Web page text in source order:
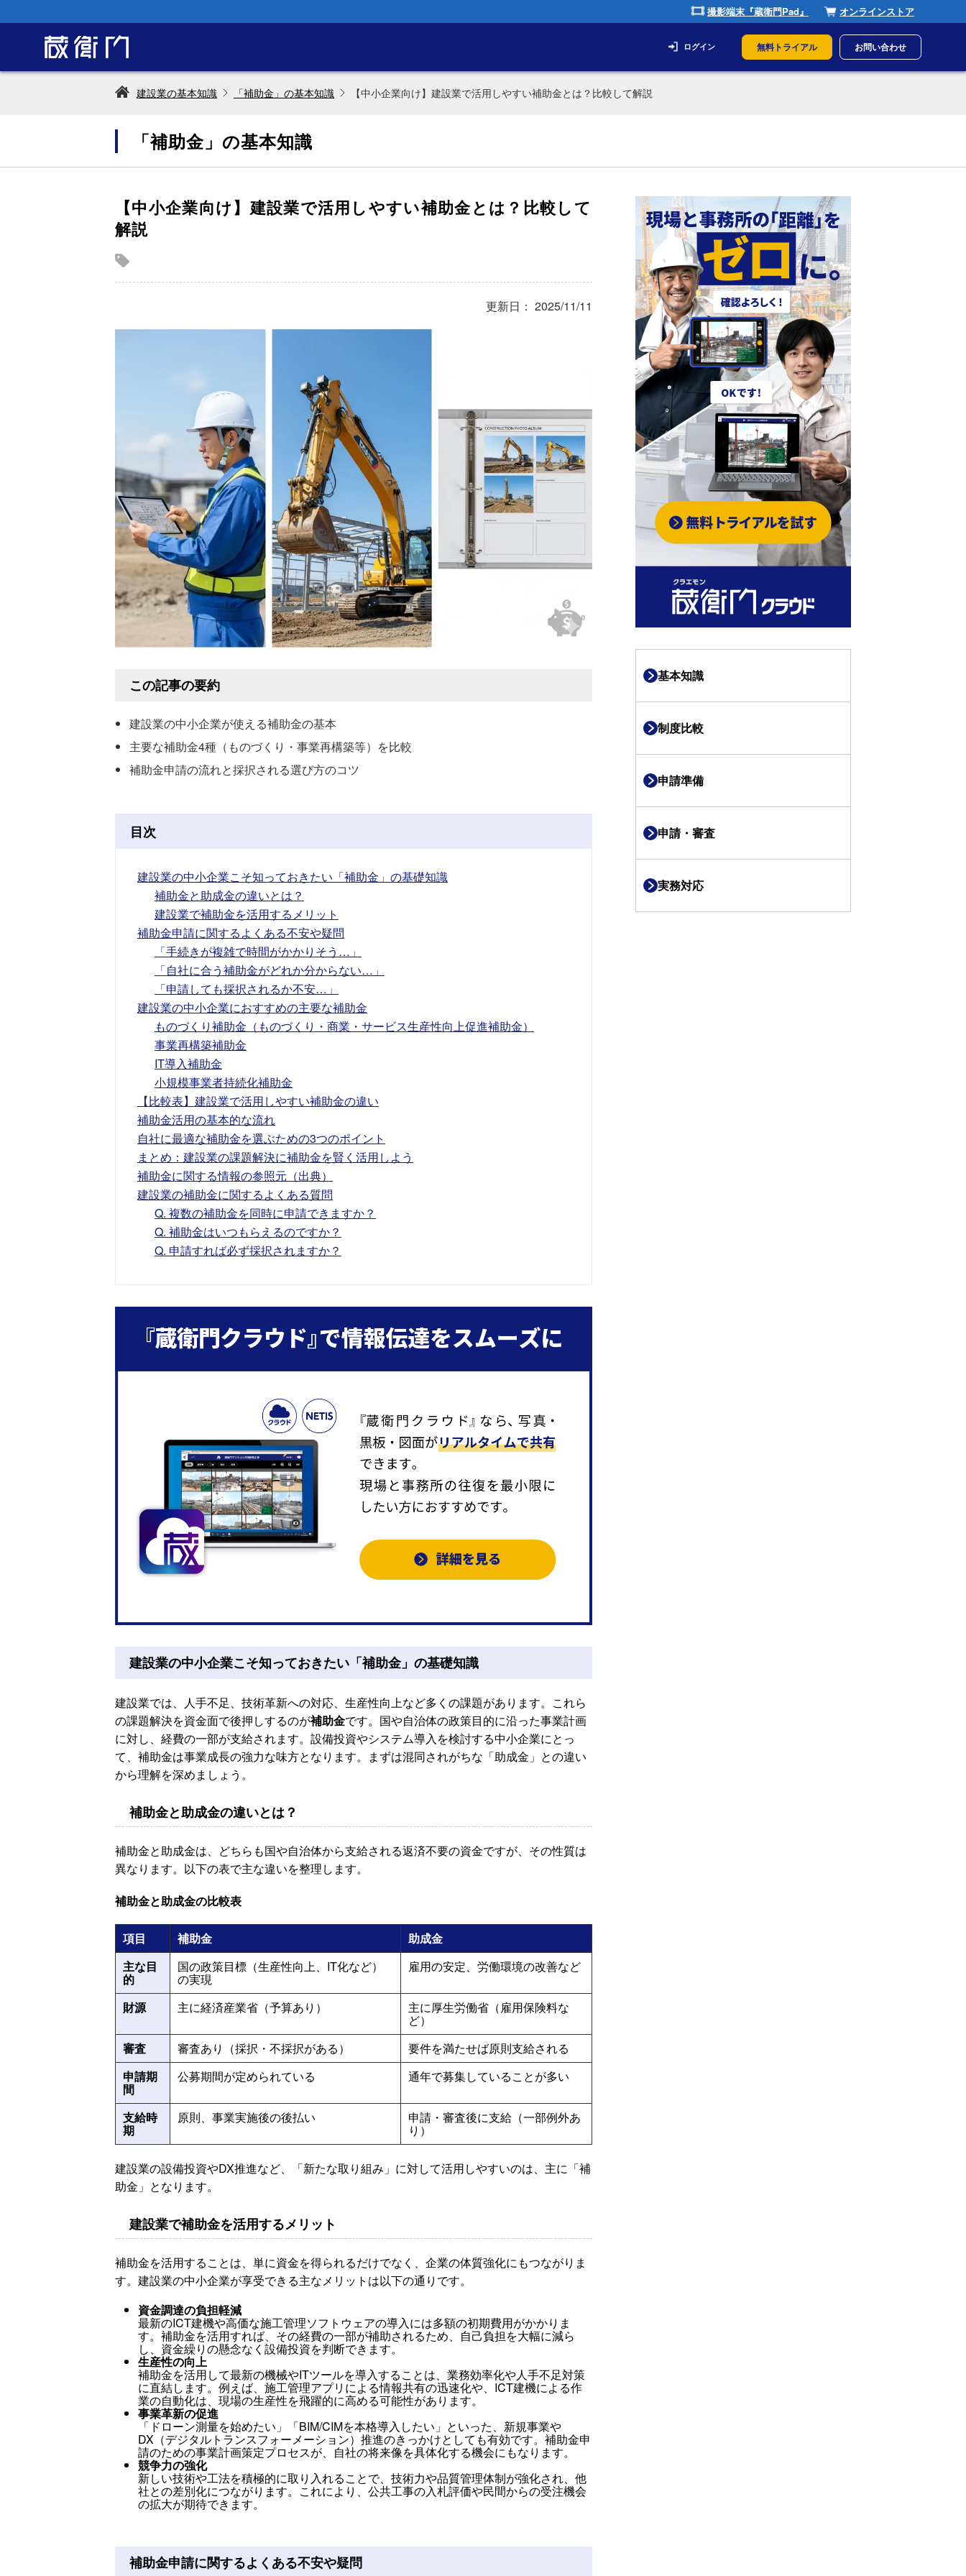
撮影端末『蔵衛門Pad』 オンラインストア
ログイン 無料トライアル お問い合わせ
建設業の基本知識 「補助金」の基本知識 【中小企業向け】建設業で活用しやすい補助金とは？比較して解説
「補助金」の基本知識
【中小企業向け】建設業で活用しやすい補助金とは？比較して
解説
更新日： 2025/11/11
この記事の要約
建設業の中小企業が使える補助金の基本
主要な補助金4種（ものづくり・事業再構築等）を比較
補助金申請の流れと採択される選び方のコツ
目次
建設業の中小企業こそ知っておきたい「補助金」の基礎知識
補助金と助成金の違いとは？
建設業で補助金を活用するメリット
補助金申請に関するよくある不安や疑問
「手続きが複雑で時間がかかりそう…」
「自社に合う補助金がどれか分からない…」
「申請しても採択されるか不安…」
建設業の中小企業におすすめの主要な補助金
ものづくり補助金（ものづくり・商業・サービス生産性向上促進補助金）
事業再構築補助金
IT導入補助金
小規模事業者持続化補助金
【比較表】建設業で活用しやすい補助金の違い
補助金活用の基本的な流れ
自社に最適な補助金を選ぶための3つのポイント
まとめ：建設業の課題解決に補助金を賢く活用しよう
補助金に関する情報の参照元（出典）
建設業の補助金に関するよくある質問
Q. 複数の補助金を同時に申請できますか？
Q. 補助金はいつもらえるのですか？
Q. 申請すれば必ず採択されますか？
建設業の中小企業こそ知っておきたい「補助金」の基礎知識
建設業では、人手不足、技術革新への対応、生産性向上など多くの課題があります。これら
の課題解決を資金面で後押しするのが補助金です。国や自治体の政策目的に沿った事業計画
に対し、経費の一部が支給されます。設備投資やシステム導入を検討する中小企業にとっ
て、補助金は事業成長の強力な味方となります。まずは混同されがちな「助成金」との違い
から理解を深めましょう。
補助金と助成金の違いとは？
補助金と助成金は、どちらも国や自治体から支給される返済不要の資金ですが、その性質は
異なります。以下の表で主な違いを整理します。
補助金と助成金の比較表
項目 補助金
助成金
主な目
的
国の政策目標（生産性向上、IT化など）
の実現
雇用の安定、労働環境の改善など
財源 主に経済産業省（予算あり） 主に厚生労働省（雇用保険料な
ど）
審査
審査あり（採択・不採択がある）
要件を満たせば原則支給される
申請期
間
公募期間が定められている 通年で募集していることが多い
支給時
期
原則、事業実施後の後払い 申請・審査後に支給（一部例外あ
り）
建設業の設備投資やDX推進など、「新たな取り組み」に対して活用しやすいのは、主に「補
助金」となります。
建設業で補助金を活用するメリット
補助金を活用することは、単に資金を得られるだけでなく、企業の体質強化にもつながりま
す。建設業の中小企業が享受できる主なメリットは以下の通りです。
資金調達の負担軽減
最新のICT建機や高価な施工管理ソフトウェアの導入には多額の初期費用がかかりま
す。補助金を活用すれば、その経費の一部が補助されるため、自己負担を大幅に減ら
し、資金繰りの懸念なく設備投資を判断できます。
生産性の向上
補助金を活用して最新の機械やITツールを導入することは、業務効率化や人手不足対策
に直結します。例えば、施工管理アプリによる情報共有の迅速化や、ICT建機による作
業の自動化は、現場の生産性を飛躍的に高める可能性があります。
事業革新の促進
「ドローン測量を始めたい」「BIM/CIMを本格導入したい」といった、新規事業や
DX（デジタルトランスフォーメーション）推進のきっかけとしても有効です。補助金申
請のための事業計画策定プロセスが、自社の将来像を具体化する機会にもなります。
競争力の強化
新しい技術や工法を積極的に取り入れることで、技術力や品質管理体制が強化され、他
社との差別化につながります。これにより、公共工事の入札評価や民間からの受注機会
の拡大が期待できます。
補助金申請に関するよくある不安や疑問
基本知識
制度比較
申請準備
申請・審査
実務対応